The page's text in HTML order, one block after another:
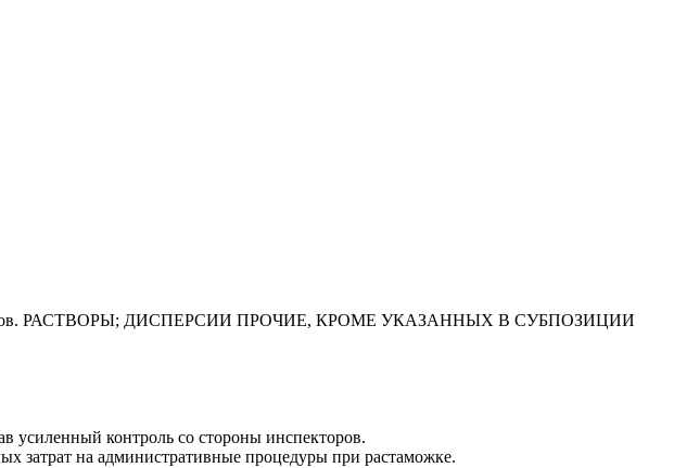
грузов. РАСТВОРЫ; ДИСПЕРСИИ ПРОЧИЕ, КРОМЕ УКАЗАННЫХ В СУБПОЗИЦИИ
усиленный контроль со стороны инспекторов.
затрат на административные процедуры при растаможке.